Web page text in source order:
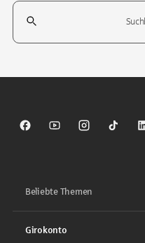
Suchfeld
Sparkasse auf Facebook
Sparkasse aufSparkasse auf
Beliebte Themen
Girokonto